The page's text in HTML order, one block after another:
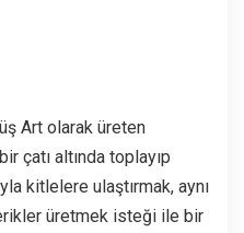
Art olarak üreten
çatı altında toplayıp
kitlelere ulaştırmak, aynı
üretmek isteği ile bir